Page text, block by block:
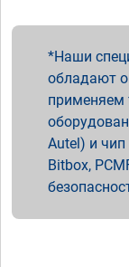
Наши
обладают
применяем
Autel) и чип
Bitbox,